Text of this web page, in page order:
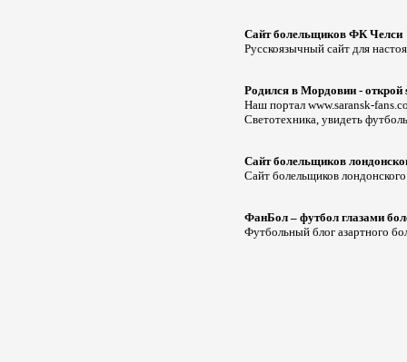
Сайт болельщиков ФК Челси
Русскоязычный сайт для
Родился в Мордовии - открой
Наш портал www.saransk-
Светотехника, увидеть
Сайт болельщиков
Сайт болельщиков
ФанБол – футбол глазами
Футбольный блог азартного